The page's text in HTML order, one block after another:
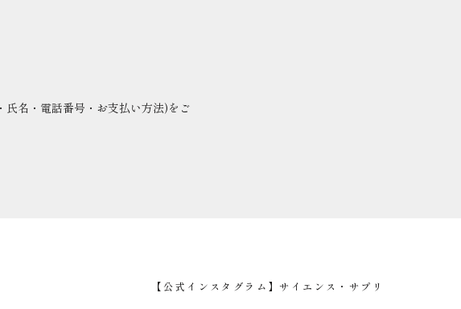
氏名・電話番号・お支払い方法)をご
【公式インスタグラム】サイエンス・サプリ